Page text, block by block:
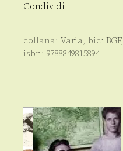
Condividi
collana: Varia, bic: BGF,
isbn: 9788849815894